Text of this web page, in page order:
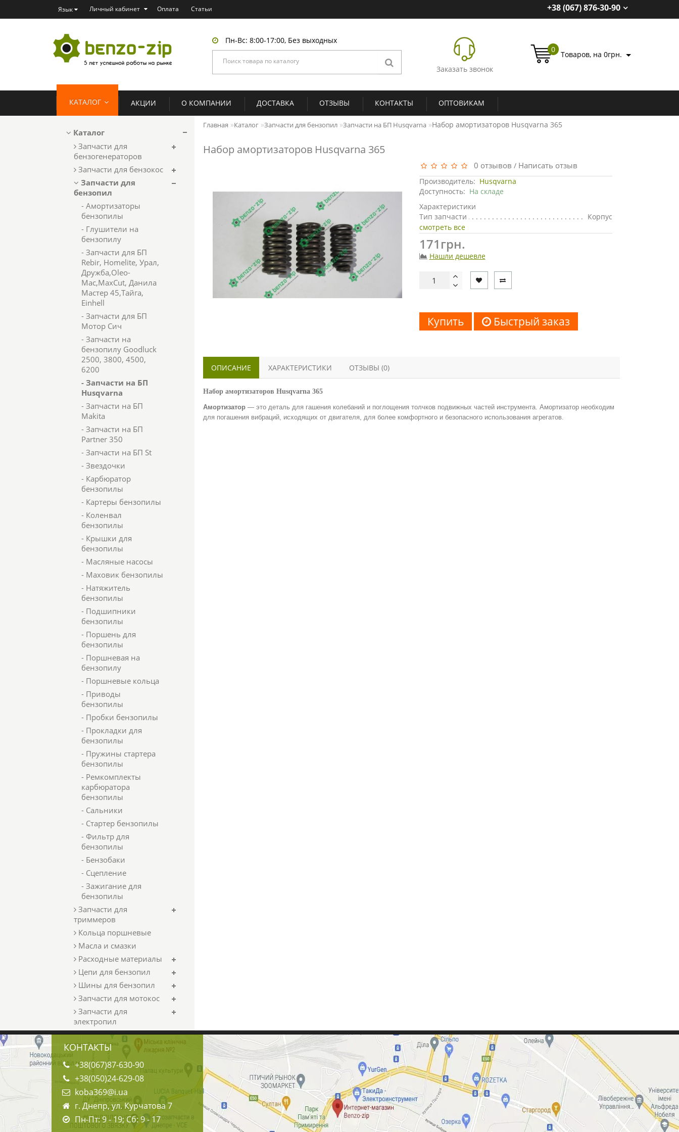
Язык Личный кабинет Оплата Статьи +38 (067) 876-30-90
Пн-Вс: 8:00-17:00, Без выходных
Заказать звонок
0
Товаров, на 0грн.
КАТАЛОГ АКЦИИ О КОМПАНИИ ДОСТАВКА ОТЗЫВЫ КОНТАКТЫ ОПТОВИКАМ
Каталог
Запчасти для
бензогенераторов
Запчасти для бензокос
Запчасти для
бензопил
- Амортизаторы
бензопилы
- Глушители на
бензопилу
- Запчасти для БП
Rebir, Homelite, Урал,
Дружба,Oleo-
Mac,MaxCut, Данила
Мастер 45,Тайга,
Einhell
- Запчасти для БП
Мотор Сич
- Запчасти на
бензопилу Goodluck
2500, 3800, 4500,
6200
- Запчасти на БП
Husqvarna
- Запчасти на БП
Makita
- Запчасти на БП
Partner 350
- Запчасти на БП St
- Звездочки
- Карбюратор
бензопилы
- Картеры бензопилы
- Коленвал
бензопилы
- Крышки для
бензопилы
- Масляные насосы
- Маховик бензопилы
- Натяжитель
бензопилы
- Подшипники
бензопилы
- Поршень для
бензопилы
- Поршневая на
бензопилу
- Поршневые кольца
- Приводы
бензопилы
- Пробки бензопилы
- Прокладки для
бензопилы
- Пружины стартера
бензопилы
- Ремкомплекты
карбюратора
бензопилы
- Сальники
- Стартер бензопилы
- Фильтр для
бензопилы
- Бензобаки
- Сцепление
- Зажигание для
бензопилы
Запчасти для
триммеров
Кольца поршневые
Масла и смазки
Расходные материалы
Цепи для бензопил
Шины для бензопил
Запчасти для мотокос
Запчасти для
электропил
Главная Каталог Запчасти для бензопил Запчасти на БП Husqvarna Набор амортизаторов Husqvarna 365
Набор амортизаторов Husqvarna 365
0 отзывов / Написать отзыв
Производитель: Husqvarna
Доступность: На складе
Характеристики
Тип запчасти
Корпус
смотреть все
171грн.
Нашли дешевле
Купить Быстрый заказ
ОПИСАНИЕ ХАРАКТЕРИСТИКИ ОТЗЫВЫ (0)
Набор амортизаторов Husqvarna 365
Амортизатор — это деталь для гашения колебаний и поглощения толчков подвижных частей инструмента. Амортизатор необходим
для погашения вибраций, исходящих от двигателя, для более комфортного и безопасного использования агрегатов.
КОНТАКТЫ
+38(067)87-630-90
+38(050)24-629-08
koba369@i.ua
г. Днепр, ул. Курчатова 7
Пн-Пт: 9 - 19; Сб: 9 - 17